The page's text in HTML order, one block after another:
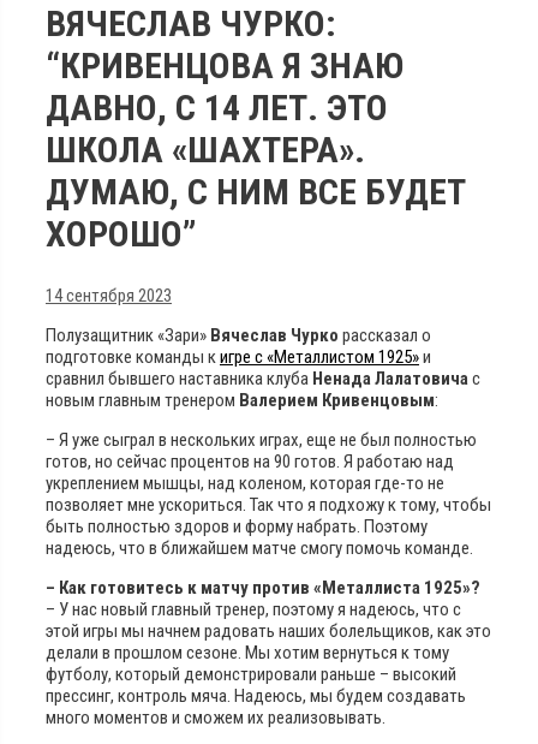
ВЯЧЕСЛАВ ЧУРКО:
“КРИВЕНЦОВА Я ЗНАЮ
ДАВНО, С 14 ЛЕТ. ЭТО
ШКОЛА «ШАХТЕРА».
ДУМАЮ, С НИМ ВСЕ БУДЕТ
ХОРОШО”
14 сентября 2023
Полузащитник «Зари» Вячеслав Чурко рассказал о
подготовке команды кигре с «Металлистом 1925»и
сравнил бывшего наставника клуба Ненада Лалатовичас
новым главным тренером Валерием Кривенцовым:
– Я уже сыграл в нескольких играх, еще не был полностью
готов, но сейчас процентов на 90 готов. Я работаю над
укреплением мышцы, над коленом, которая где-то не
позволяет мне ускориться. Так что я подхожу к тому, чтобы
быть полностью здоров и форму набрать. Поэтому
надеюсь, что в ближайшем матче смогу помочь команде.
– Как готовитесь к матчу против «Металлиста 1925»?
– У нас новый главный тренер, поэтому я надеюсь, что с
этой игры мы начнем радовать наших болельщиков, как это
делали в прошлом сезоне. Мы хотим вернуться к тому
футболу, который демонстрировали раньше – высокий
прессинг, контроль мяча. Надеюсь, мы будем создавать
много моментов и сможем их реализовывать.